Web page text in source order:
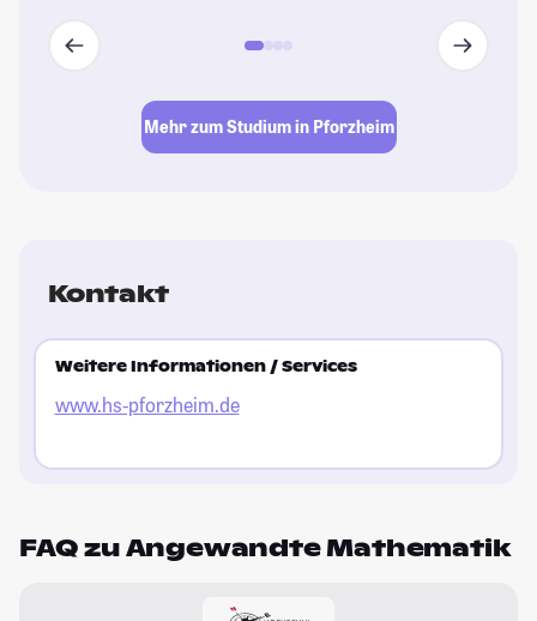
Mehr zum Studium in Pforzheim
Kontakt
Weitere Informationen / Services
www.hs-pforzheim.de
FAQ zu Angewandte Mathematik